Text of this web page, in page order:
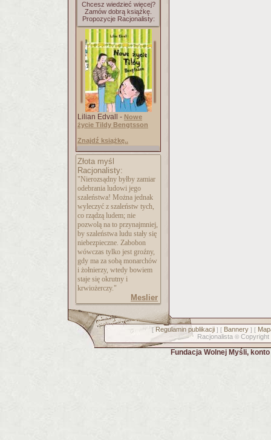
Chcesz wiedzieć więcej?
Zamów dobrą książkę.
Propozycje Racjonalisty:
Lilian Edvall - Nowe
życie Tildy Bengtsson
Znajdź książkę..
Złota myśl
Racjonalisty:
"Nierozsądny byłby zamiar
odebrania ludowi jego
szaleństwa! Można jednak
wyleczyć z szaleństw tych,
co rządzą ludem; nie
pozwolą na to przynajmniej,
by szaleństwa ludu stały się
niebezpieczne. Zabobon
wówczas tylko jest groźny,
gdy ma za sobą monarchów
i żołnierzy, wtedy bowiem
staje się okrutny i
krwiożerczy."
Meslier
[ Regulamin publikacji] [ Bannery] [
Racjonalista © Copyright
Fundacja Wolnej Myśli,